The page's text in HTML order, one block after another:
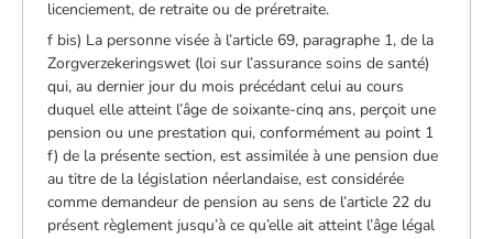
licenciement, de retraite ou de préretraite.
f bis) La personne visée à l’article 69, paragraphe 1, de la
Zorgverzekeringswet (loi sur l’assurance soins de santé)
qui, au dernier jour du mois précédant celui au cours
duquel elle atteint l’âge de soixante-cinq ans, perçoit une
pension ou une prestation qui, conformément au point 1
f) de la présente section, est assimilée à une pension due
au titre de la législation néerlandaise, est considérée
comme demandeur de pension au sens de l’article 22 du
présent règlement jusqu’à ce qu’elle ait atteint l’âge légal